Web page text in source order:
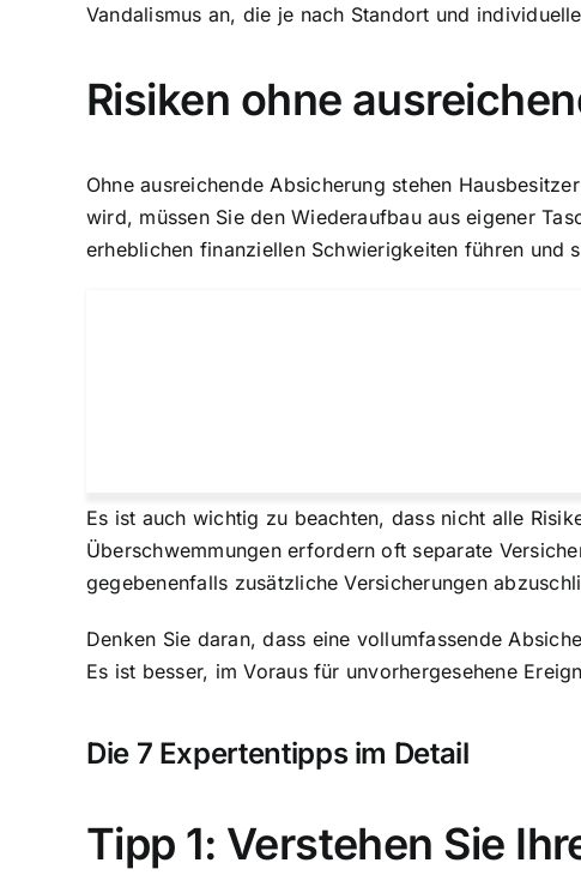
Vandalismus an, die je nach Standort und
Risiken ohne
Ohne ausreichende Absicherung stehen
wird, müssen Sie den Wiederaufbau aus eigener
erheblichen finanziellen Schwierigkeiten führen und
Es ist auch wichtig zu beachten, dass nicht alle
Überschwemmungen erfordern oft separate
gegebenenfalls zusätzliche Versicherungen
Denken Sie daran, dass eine vollumfassende
Es ist besser, im Voraus für unvorhergesehene
Die 7 Expertentipps im Detail
Tipp 1: Verstehen Sie